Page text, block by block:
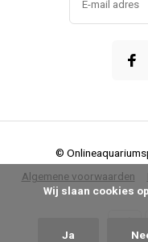
Algemene voorwaarden
©
Ja